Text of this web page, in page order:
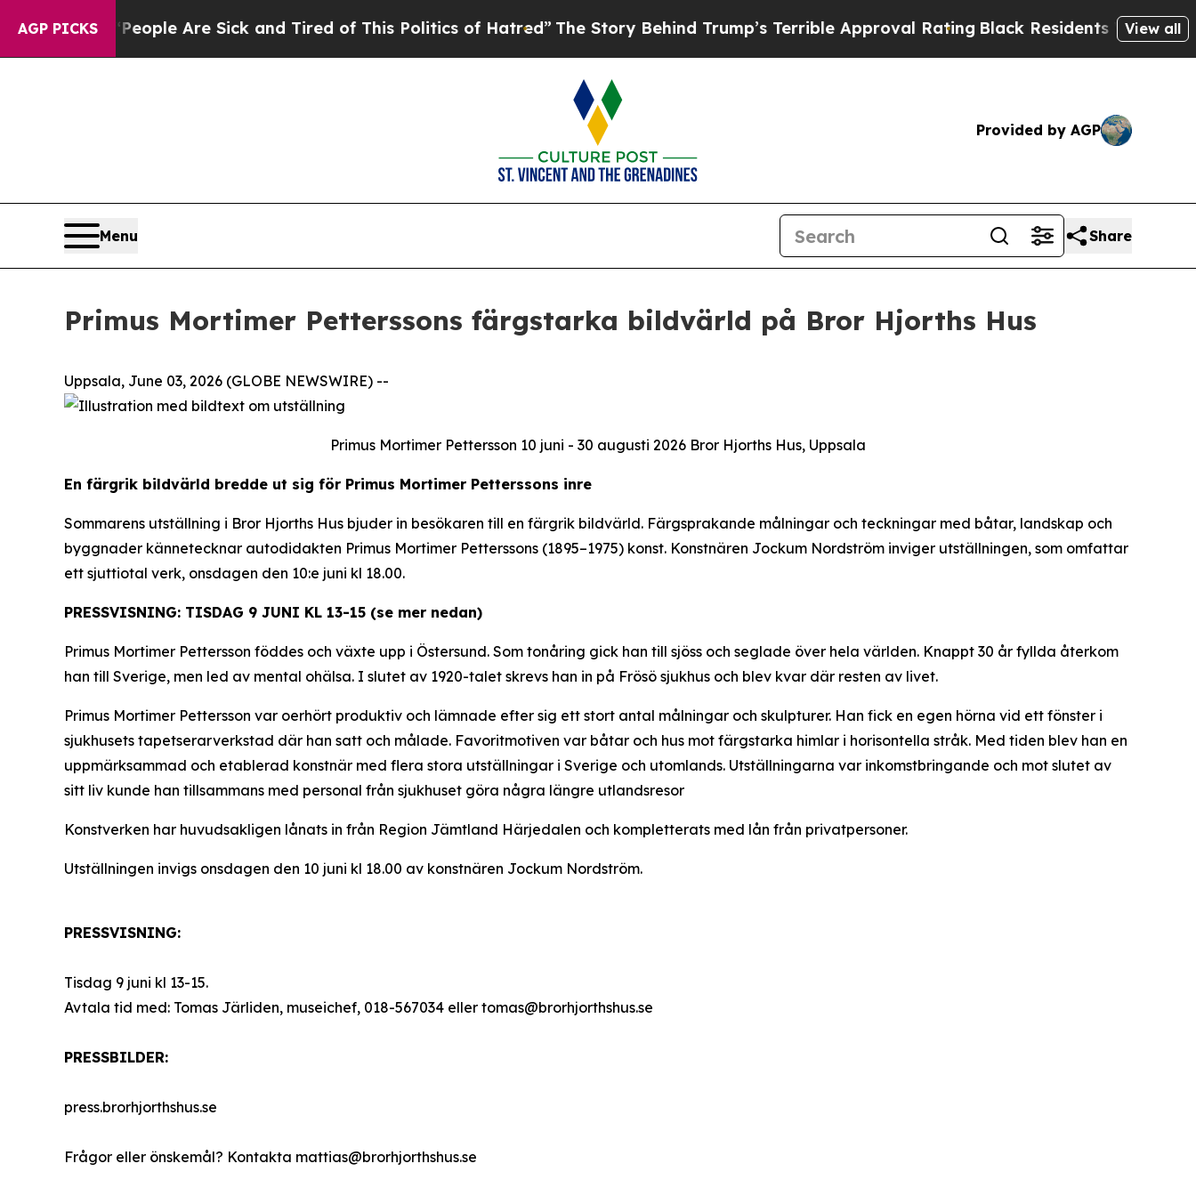
AGP PICKS
“People Are Sick and Tired of This Politics of Hatred” The Story Behind Trump’s Terrible Approval RatingBlack Residents Warned ofView all
Provided by AGP
Menu Share
Primus Mortimer Petterssons färgstarka bildvärld på Bror Hjorths Hus
Uppsala, June 03, 2026 (GLOBE NEWSWIRE) --
Primus Mortimer Pettersson 10 juni - 30 augusti 2026 Bror Hjorths Hus, Uppsala
En färgrik bildvärld bredde ut sig för Primus Mortimer Petterssons inre
Sommarens utställning i Bror Hjorths Hus bjuder in besökaren till en färgrik bildvärld. Färgsprakande målningar och teckningar med båtar, landskap och
byggnader kännetecknar autodidakten Primus Mortimer Petterssons (1895–1975) konst. Konstnären Jockum Nordström inviger utställningen, som omfattar
ett sjuttiotal verk, onsdagen den 10:e juni kl 18.00.
PRESSVISNING: TISDAG 9 JUNI KL 13-15 (se mer nedan)
Primus Mortimer Pettersson föddes och växte upp i Östersund. Som tonåring gick han till sjöss och seglade över hela världen. Knappt 30 år fyllda återkom
han till Sverige, men led av mental ohälsa. I slutet av 1920-talet skrevs han in på Frösö sjukhus och blev kvar där resten av livet.
Primus Mortimer Pettersson var oerhört produktiv och lämnade efter sig ett stort antal målningar och skulpturer. Han fick en egen hörna vid ett fönster i
sjukhusets tapetserarverkstad där han satt och målade. Favoritmotiven var båtar och hus mot färgstarka himlar i horisontella stråk. Med tiden blev han en
uppmärksammad och etablerad konstnär med flera stora utställningar i Sverige och utomlands. Utställningarna var inkomstbringande och mot slutet av
sitt liv kunde han tillsammans med personal från sjukhuset göra några längre utlandsresor
Konstverken har huvudsakligen lånats in från Region Jämtland Härjedalen och kompletterats med lån från privatpersoner.
Utställningen invigs onsdagen den 10 juni kl 18.00 av konstnären Jockum Nordström.
PRESSVISNING:
Tisdag 9 juni kl 13-15.
Avtala tid med: Tomas Järliden, museichef, 018-567034 eller tomas@brorhjorthshus.se
PRESSBILDER:
press.brorhjorthshus.se
Frågor eller önskemål? Kontakta mattias@brorhjorthshus.se